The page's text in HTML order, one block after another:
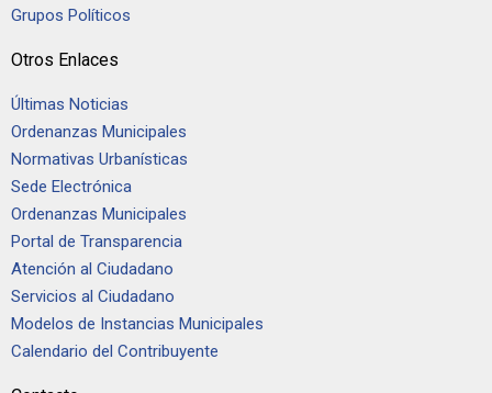
Grupos Políticos
Otros Enlaces
Últimas Noticias
Ordenanzas Municipales
Normativas Urbanísticas
Sede Electrónica
Ordenanzas Municipales
Portal de Transparencia
Atención al Ciudadano
Servicios al Ciudadano
Modelos de Instancias Municipales
Calendario del Contribuyente